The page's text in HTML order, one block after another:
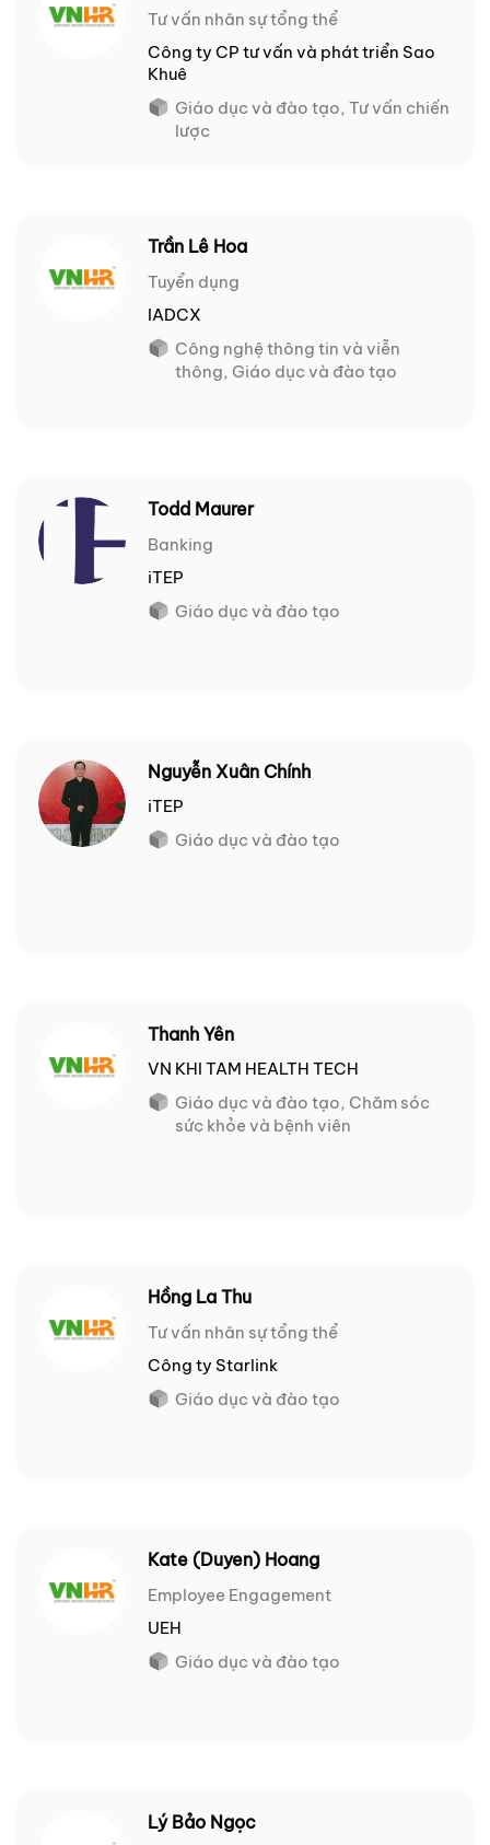
Tư vấn nhân sự tổng thể
Công ty CP tư vấn và phát triển Sao
Khuê
Giáo dục và đào tạo, Tư vấn chiến
lược
Trần Lê Hoa
Tuyển dụng
IADCX
Công nghệ thông tin và viễn
thông, Giáo dục và đào tạo
Todd Maurer
Banking
iTEP
Giáo dục và đào tạo
Nguyễn Xuân Chính
iTEP
Giáo dục và đào tạo
Thanh Yên
VN KHI TAM HEALTH TECH
Giáo dục và đào tạo, Chăm sóc
sức khỏe và bệnh viên
Hồng La Thu
Tư vấn nhân sự tổng thể
Công ty Starlink
Giáo dục và đào tạo
Kate (Duyen) Hoang
Employee Engagement
UEH
Giáo dục và đào tạo
Lý Bảo Ngọc